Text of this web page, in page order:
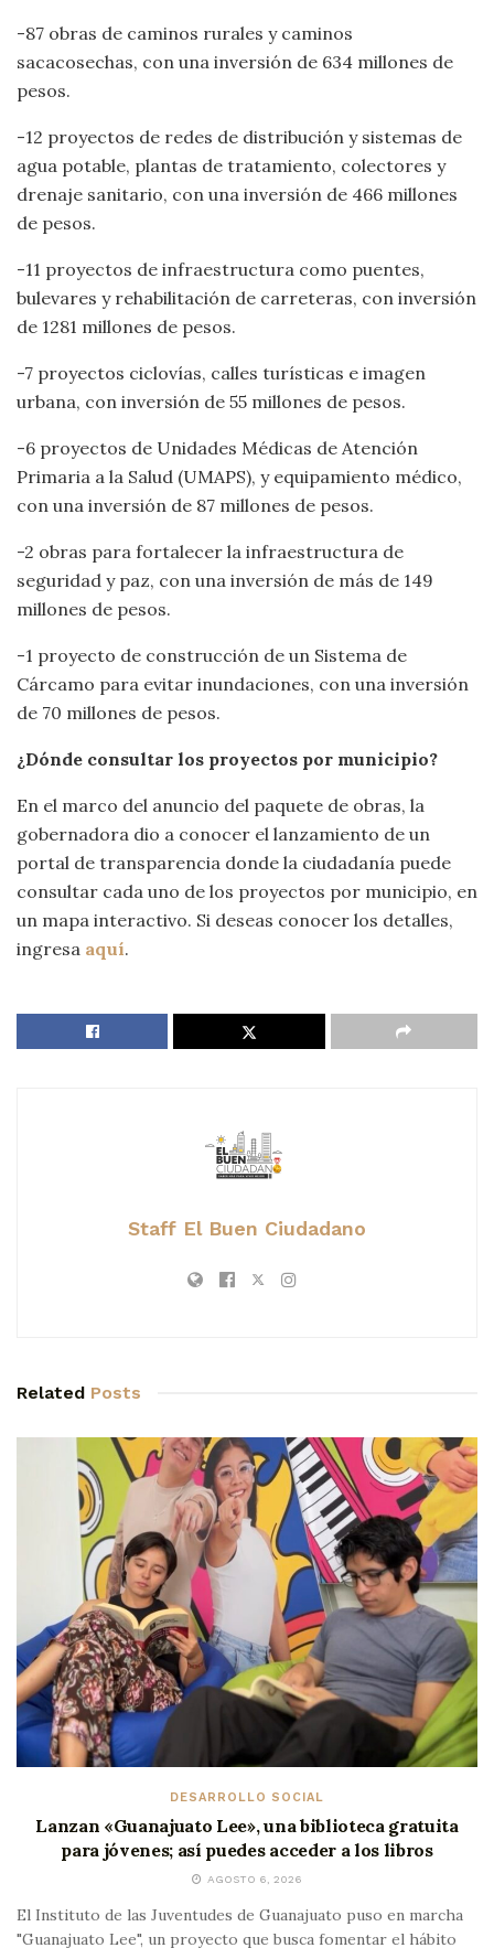
-87 obras de caminos rurales y caminos
sacacosechas, con una inversión de 634 millones de
pesos.
-12 proyectos de redes de distribución y sistemas de
agua potable, plantas de tratamiento, colectores y
drenaje sanitario, con una inversión de 466 millones
de pesos.
-11 proyectos de infraestructura como puentes,
bulevares y rehabilitación de carreteras, con inversión
de 1281 millones de pesos.
-7 proyectos ciclovías, calles turísticas e imagen
urbana, con inversión de 55 millones de pesos.
-6 proyectos de Unidades Médicas de Atención
Primaria a la Salud (UMAPS), y equipamiento médico,
con una inversión de 87 millones de pesos.
-2 obras para fortalecer la infraestructura de
seguridad y paz, con una inversión de más de 149
millones de pesos.
-1 proyecto de construcción de un Sistema de
Cárcamo para evitar inundaciones, con una inversión
de 70 millones de pesos.
¿Dónde consultar los proyectos por municipio?
En el marco del anuncio del paquete de obras, la
gobernadora dio a conocer el lanzamiento de un
portal de transparencia donde la ciudadanía puede
consultar cada uno de los proyectos por municipio, en
un mapa interactivo. Si deseas conocer los detalles,
ingresa aquí.
Staff El Buen Ciudadano
Related Posts
DESARROLLO SOCIAL
Lanzan «Guanajuato Lee», una biblioteca gratuita
para jóvenes; así puedes acceder a los libros
AGOSTO 6, 2026
El Instituto de las Juventudes de Guanajuato puso en marcha
"Guanajuato Lee", un proyecto que busca fomentar el hábito